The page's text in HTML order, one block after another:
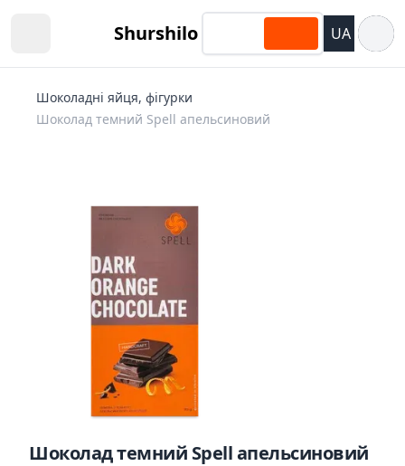
Shurshilo UA
Шоколадні яйця, фігурки
Шоколад темний Spell апельсиновий
Шоколад темний Spell апельсиновий